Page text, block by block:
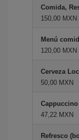
Comida,
150,00 MXN
Menú
120,00 MXN
Cerveza
50,00 MXN
47,22 MXN
Refresco